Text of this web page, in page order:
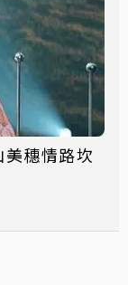
穗情路坎